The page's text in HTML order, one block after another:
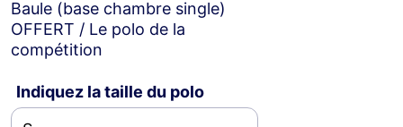
Baule (base chambre single)
OFFERT / Le polo de la
compétition
Indiquez la taille du polo